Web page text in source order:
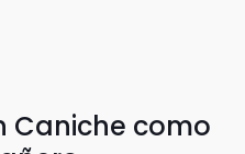
Caniche como